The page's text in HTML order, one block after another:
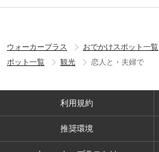
ウォーカープラス おでかけスポット一覧
ポット一覧
観光 恋人と・夫婦で
利用規約
推奨環境